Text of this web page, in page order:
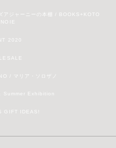
ジャーニーの本棚 / BOOKS+KOTO
2020
/ マリア・ソロザノ
Summer Exhibition
GIFT IDEAS!